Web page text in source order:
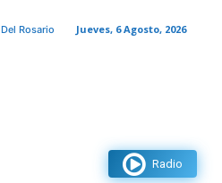
Rosario Jueves, 6 Agosto, 2026
Radio